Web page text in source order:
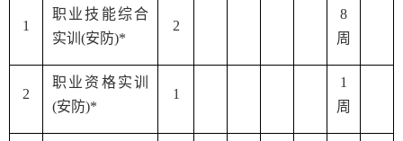
1
职业技能综合
实训 (安防)*
2
8
周
2
职业资格实训
(安防)*
1
1
周